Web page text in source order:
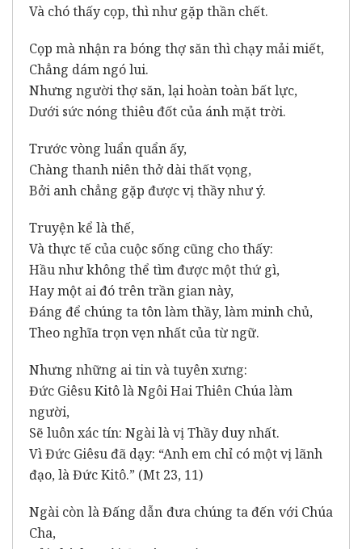
Và chó thấy cọp, thì như gặp thần chết.
Cọp mà nhận ra bóng thợ săn thì chạy mải miết,
Chẳng dám ngó lui.
Nhưng người thợ săn, lại hoàn toàn bất lực,
Dưới sức nóng thiêu đốt của ánh mặt trời.
Trước vòng luẩn quẩn ấy,
Chàng thanh niên thở dài thất vọng,
Bởi anh chẳng gặp được vị thầy như ý.
Truyện kể là thế,
Và thực tế của cuộc sống cũng cho thấy:
Hầu như không thể tìm được một thứ gì,
Hay một ai đó trên trần gian này,
Đáng để chúng ta tôn làm thầy, làm minh chủ,
Theo nghĩa trọn vẹn nhất của từ ngữ.
Nhưng những ai tin và tuyên xưng:
Đức Giêsu Kitô là Ngôi Hai Thiên Chúa làm
người,
Sẽ luôn xác tín: Ngài là vị Thầy duy nhất.
Vì Đức Giêsu đã dạy: “Anh em chỉ có một vị lãnh
đạo, là Đức Kitô.” (Mt 23, 11)
Ngài còn là Đấng dẫn đưa chúng ta đến với Chúa
Cha,